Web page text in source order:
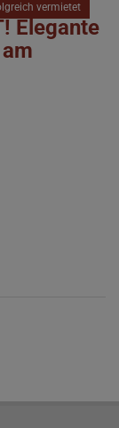
vermietet
Elegante